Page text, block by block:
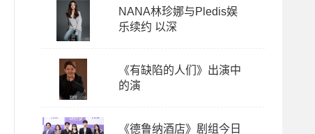
NANA林珍娜与Pledis娱
乐续约 以深
《有缺陷的人们》出演中
的演
《德鲁纳酒店》剧组今日